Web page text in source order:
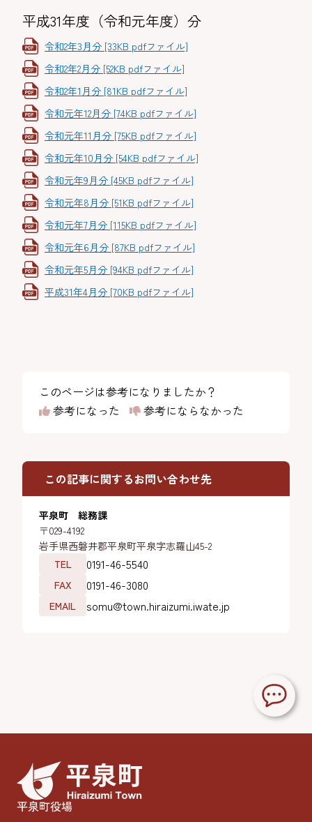
平成31年度（令和元年度）分
令和2年3月分 [33KB pdfファイル]
令和2年2月分 [52KB pdfファイル]
令和2年1月分 [81KB pdfファイル]
令和元年12月分 [74KB pdfファイル]
令和元年11月分 [75KB pdfファイル]
令和元年10月分 [54KB pdfファイル]
令和元年9月分 [45KB pdfファイル]
令和元年8月分 [51KB pdfファイル]
令和元年7月分 [115KB pdfファイル]
令和元年6月分 [87KB pdfファイル]
令和元年5月分 [94KB pdfファイル]
平成31年4月分 [70KB pdfファイル]
このページは参考になりましたか？
参考になった
参考にならなかった
この記事に関するお問い合わせ先
平泉町 総務課
〒029-4192
岩手県西磐井郡平泉町平泉字志羅山45-2
TEL
0191-46-5540
FAX 0191-46-3080
EMAIL somu@town.hiraizumi.iwate.jp
平泉町役場